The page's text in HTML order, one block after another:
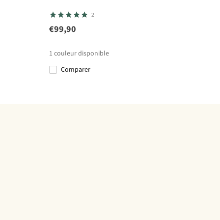
2
€99,90
1 couleur disponible
Comparer